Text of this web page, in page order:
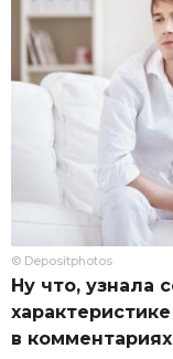
© Depositphotos
Ну что, узнала
в